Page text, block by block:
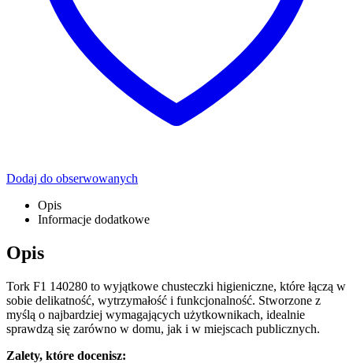
Dodaj do obserwowanych
Opis
Informacje dodatkowe
Opis
Tork F1 140280 to wyjątkowe chusteczki higieniczne, które łączą w
sobie delikatność, wytrzymałość i funkcjonalność. Stworzone z
myślą o najbardziej wymagających użytkownikach, idealnie
sprawdzą się zarówno w domu, jak i w miejscach publicznych.
Zalety, które docenisz: